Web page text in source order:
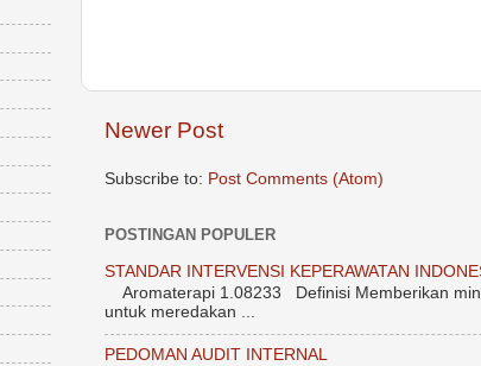
Newer Post
Subscribe to: Post Comments (Atom)
POSTINGAN POPULER
STANDAR INTERVENSI KEPERAWATAN
Aromaterapi 1.08233 Definisi Memberikan
untuk meredakan ...
PEDOMAN AUDIT INTERNAL